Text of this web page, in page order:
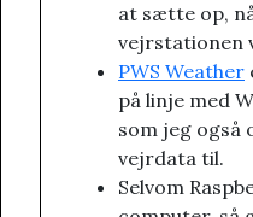
at sætte op,
vejrstationen
PWS Weather
på linje med
som jeg også
vejrdata til.
Selvom